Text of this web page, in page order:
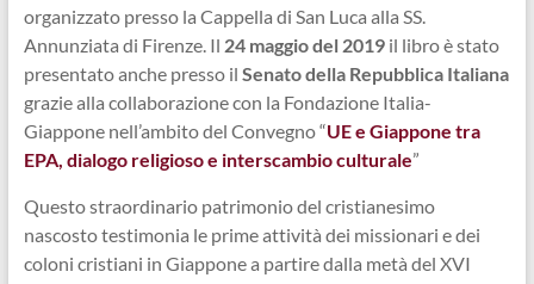
organizzato presso la Cappella di San Luca alla SS.
Annunziata di Firenze. Il 24 maggio del 2019il libro è stato
presentato anche presso il Senato della Repubblica Italiana
grazie alla collaborazione con la Fondazione Italia-
Giappone nell’ambito del Convegno “UE e Giappone tra
EPA, dialogo religioso e interscambio culturale”
Questo straordinario patrimonio del cristianesimo
nascosto testimonia le prime attività dei missionari e dei
coloni cristiani in Giappone a partire dalla metà del XVI